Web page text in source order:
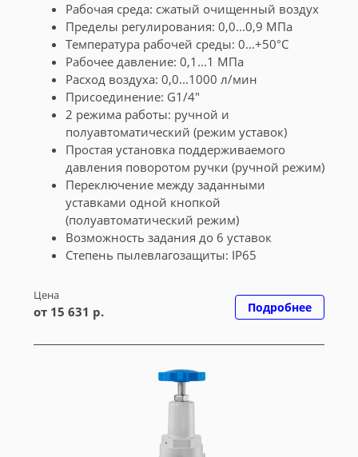
Рабочая среда: сжатый очищенный воздух
Пределы регулирования: 0,0...0,9 МПа
Температура рабочей среды: 0...+50°С
Рабочее давление: 0,1...1 МПа
Расход воздуха: 0,0...1000 л/мин
Присоединение: G1/4"
2 режима работы: ручной и
полуавтоматический (режим уставок)
Простая установка поддерживаемого
давления поворотом ручки (ручной режим)
Переключение между заданными
уставками одной кнопкой
(полуавтоматический режим)
Возможность задания до 6 уставок
Cтепень пылевлагозащиты: IP65
Цена
от 15 631 р. Подробнее